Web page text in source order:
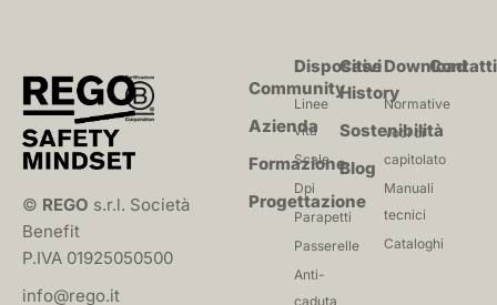
© REGO s.r.l. Società
Benefit
P.IVA 01925050500
info@rego.it
Community
Azienda
Formazione
Progettazione
Dispositivi
Linee
vita
Scale
Dpi
Parapetti
Passerelle
Anti-
caduta
Case
History
Sostenibilità
Blog
Download
Normative
Voci di
capitolato
Manuali
tecnici
Cataloghi
Contatti